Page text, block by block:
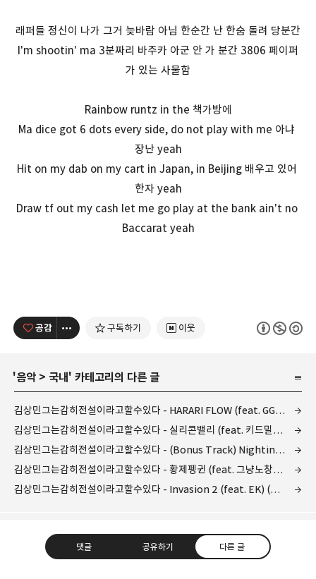
래퍼들 정신이 나가 그거 늦바람 아님 한순간 난 한숨 돌려 당분간
I'm shootin' ma 3분짜리 바주카 아군 안 가 분간 3806 페이퍼
가 있는 사물함
Rainbow runtz in the 책가방에
Ma dice got 6 dots every side, do not play with me 아냐
장난 yeah
Hit on my dab on my cart in Japan, in Beijing 배우고 있어
한자 yeah
Draw tf out my cash let me go play at the bank ain't no
Baccarat yeah
공감 구독하기 이웃
'음악 > 국내 ' 카테고리의 다른 글
김상민그는감히전설이라고할수있다 - HARARI FLOW (feat. GGM Kimbo) (하라리 플로우) (뮤비/가사)
김상민그는감히전설이라고할수있다 - 실리콘밸리 (feat. 키드밀리 (Kid Milli)) (뮤비/가사)
김상민그는감히전설이라고할수있다 - (Bonus Track) Nightingale (feat. 스윙스) (뮤비/가사)
김상민그는감히전설이라고할수있다 - 황제펭귄 (feat. 그냥노창, 양홍원) (듣기/가사)
김상민그는감히전설이라고할수있다 - Invasion 2 (feat. EK) (Prod. Niceshotnick) (듣기/가사)
댓글 공유하기 다른 글